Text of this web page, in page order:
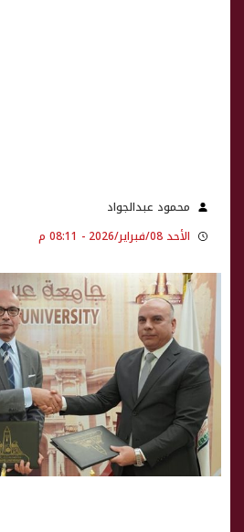
محمود عبدالجواد
الأحد 08/فبراير/2026 - 08:11 م